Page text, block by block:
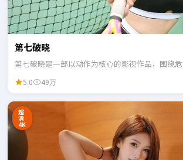
第七破晓
第七破晓是一部以动作为核心的影视作品，围绕
5.0 49万
超
清
4K